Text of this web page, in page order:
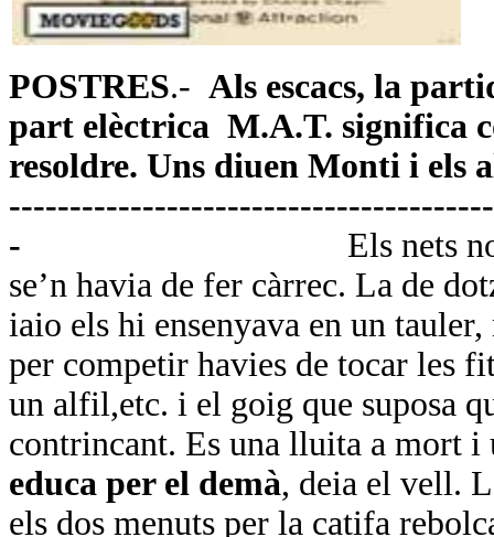
POSTRES.- Als escacs, la
part elèctrica M.A.T. significa
resoldre. Uns diuen Monti i
-
Els nets
se’n havia de fer càrrec. La de
iaio els hi ensenyava en un
per competir havies de tocar les
un alfil,etc. i el goig que suposa
contrincant. Es una lluita a
educa per el demà, deia el vell.
els dos menuts per la catifa